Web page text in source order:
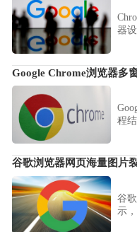
器
Google Chrome浏览器多
程
谷歌浏览器网页海量图片
谷
示